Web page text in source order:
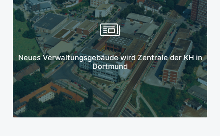
Neues Verwaltungsgebäude wird Zentrale der KH in
Dortmund
Mehr erfahren